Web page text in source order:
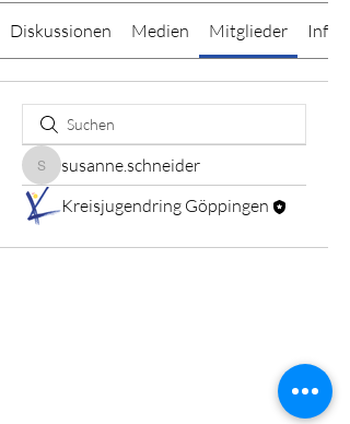
Diskussionen Medien Mitglieder Info
susanne.schneider
susanne.schneider
Kreisjugendring Göppingen